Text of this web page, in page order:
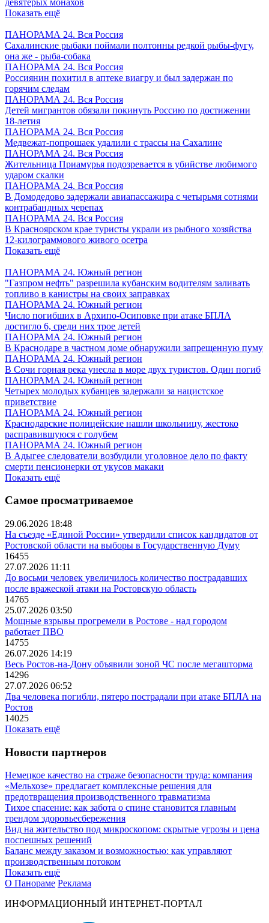
Показать ещё
ПАНОРАМА 24. Вся Россия
Сахалинские рыбаки поймали полтонны редкой рыбы-фугу,
она же - рыба-собака
ПАНОРАМА 24. Вся Россия
Россиянин похитил в аптеке виагру и был задержан по
горячим следам
ПАНОРАМА 24. Вся Россия
Детей мигрантов обязали покинуть Россию по достижении
18-летия
ПАНОРАМА 24. Вся Россия
Медвежат-попрошаек удалили с трассы на Сахалине
ПАНОРАМА 24. Вся Россия
Жительница Приамурья подозревается в убийстве любимого
ударом скалки
ПАНОРАМА 24. Вся Россия
В Домодедово задержали авиапассажира с четырьмя сотнями
контрабандных черепах
ПАНОРАМА 24. Вся Россия
В Красноярском крае туристы украли из рыбного хозяйства
12-килограммового живого осетра
Показать ещё
ПАНОРАМА 24. Южный регион
"Газпром нефть" разрешила кубанским водителям заливать
топливо в канистры на своих заправках
ПАНОРАМА 24. Южный регион
Число погибших в Архипо-Осиповке при атаке БПЛА
достигло 6, среди них трое детей
ПАНОРАМА 24. Южный регион
В Краснодаре в частном доме обнаружили запрещенную пуму
ПАНОРАМА 24. Южный регион
В Сочи горная река унесла в море двух туристов. Один погиб
ПАНОРАМА 24. Южный регион
Четырех молодых кубанцев задержали за нацистское
приветствие
ПАНОРАМА 24. Южный регион
Краснодарские полицейские нашли школьницу, жестоко
расправившуюся с голубем
ПАНОРАМА 24. Южный регион
В Адыгее следователи возбудили уголовное дело по факту
смерти пенсионерки от укусов макаки
Показать ещё
Самое просматриваемое
29.06.2026 18:48
На съезде «Единой России» утвердили список кандидатов от
Ростовской области на выборы в Государственную Думу
16455
27.07.2026 11:11
До восьми человек увеличилось количество пострадавших
после вражеской атаки на Ростовскую область
14765
25.07.2026 03:50
Мощные взрывы прогремели в Ростове - над городом
работает ПВО
14755
26.07.2026 14:19
Весь Ростов-на-Дону объявили зоной ЧС после мегашторма
14296
27.07.2026 06:52
Два человека погибли, пятеро пострадали при атаке БПЛА на
Ростов
14025
Показать ещё
Новости партнеров
Немецкое качество на страже безопасности труда: компания
«Мельхозе» предлагает комплексные решения для
предотвращения производственного травматизма
Тихое спасение: как забота о спине становится главным
трендом здоровьесбережения
Вид на жительство под микроскопом: скрытые угрозы и цена
поспешных решений
Баланс между заказом и возможностью: как управляют
производственным потоком
Показать ещё
О Панораме Реклама
ИНФОРМАЦИОННЫЙ ИНТЕРНЕТ-ПОРТАЛ